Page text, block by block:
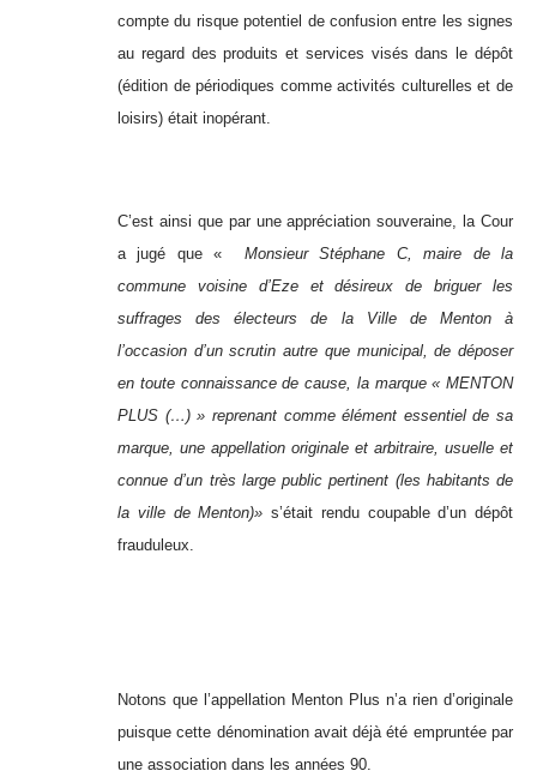
compte du risque potentiel de confusion entre les signes
au regard des produits et services visés dans le dépôt
(édition de périodiques comme activités culturelles et de
loisirs) était inopérant.
C’est ainsi que par une appréciation souveraine, la Cour
a jugé que « Monsieur Stéphane C, maire de la
commune voisine d’Eze et désireux de briguer les
suffrages des électeurs de la Ville de Menton à
l’occasion d’un scrutin autre que municipal, de déposer
en toute connaissance de cause, la marque « MENTON
PLUS (…) » reprenant comme élément essentiel de sa
marque, une appellation originale et arbitraire, usuelle et
connue d’un très large public pertinent (les habitants de
la ville de Menton)» s’était rendu coupable d’un dépôt
frauduleux.
Notons que l’appellation Menton Plus n’a rien d’originale
puisque cette dénomination avait déjà été empruntée par
une association dans les années 90.